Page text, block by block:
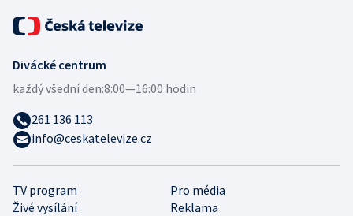
TV program
Pro média
Živé vysílání
Reklama
Divácké centrum
každý všední den:8:00—16:00 hodin
261 136 113
info@ceskatelevize.cz